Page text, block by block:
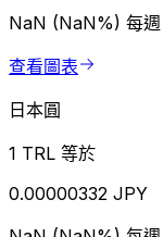
NaN (NaN%) 每週
查看圖表
日本圓
1 TRL 等於
0.00000332 JPY